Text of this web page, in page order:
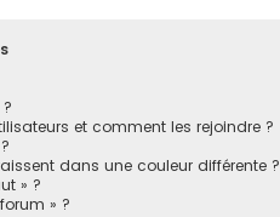
et comment les rejoindre ?
dans une couleur différente ?
» ?
» ?